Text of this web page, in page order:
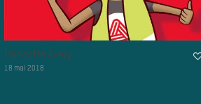
Mascotte Avery
18 mai 2018